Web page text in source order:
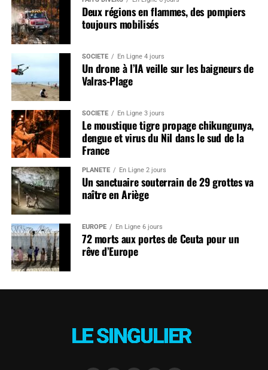
Deux régions en flammes, des pompiers
toujours mobilisés
SOCIÉTÉ En Ligne 4 jours
Un drone à l’IA veille sur les baigneurs de
Valras-Plage
SOCIÉTÉ En Ligne 3 jours
Le moustique tigre propage chikungunya,
dengue et virus du Nil dans le sud de la
France
PLANÈTE En Ligne 2 jours
Un sanctuaire souterrain de 29 grottes va
naître en Ariège
EUROPE En Ligne 6 jours
72 morts aux portes de Ceuta pour un
rêve d’Europe